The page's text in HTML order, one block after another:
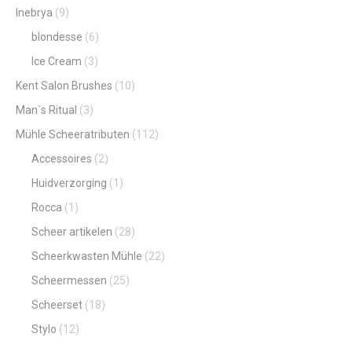
Inebrya (9)
blondesse (6)
Ice Cream (3)
Kent Salon Brushes (10)
Man`s Ritual (3)
Mühle Scheeratributen (112)
Accessoires (2)
Huidverzorging (1)
Rocca (1)
Scheer artikelen (28)
Scheerkwasten Mühle (22)
Scheermessen (25)
Scheerset (18)
Stylo (12)